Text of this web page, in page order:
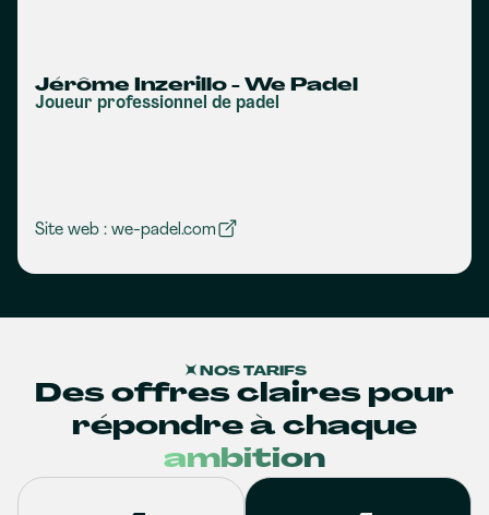
Jérôme Inzerillo - We Padel
Joueur professionnel de padel
Site web : we-padel.com
NOS TARIFS
Des offres claires pour
répondre à chaque
ambition